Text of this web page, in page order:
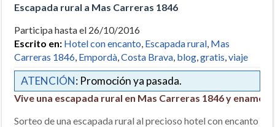
Escapada rural a Mas Carreras 1846
Participa hasta el 26/10/2016
Escrito en: Hotel con encanto, Escapada rural, Mas
Carreras 1846, Empordà,Costa Brava, blog,gratis,viaje
ATENCIÓN: Promoción ya pasada.
Vive una escapada rural en Mas Carreras 1846 y
Sorteo de una escapada rural al precioso hotel con encanto